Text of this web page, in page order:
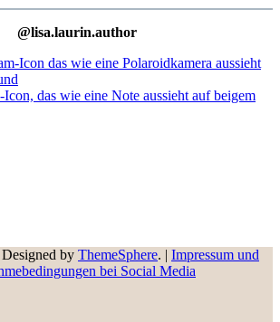
@lisa.laurin.author
by ThemeSphere. | Impressum und
bei Social Media